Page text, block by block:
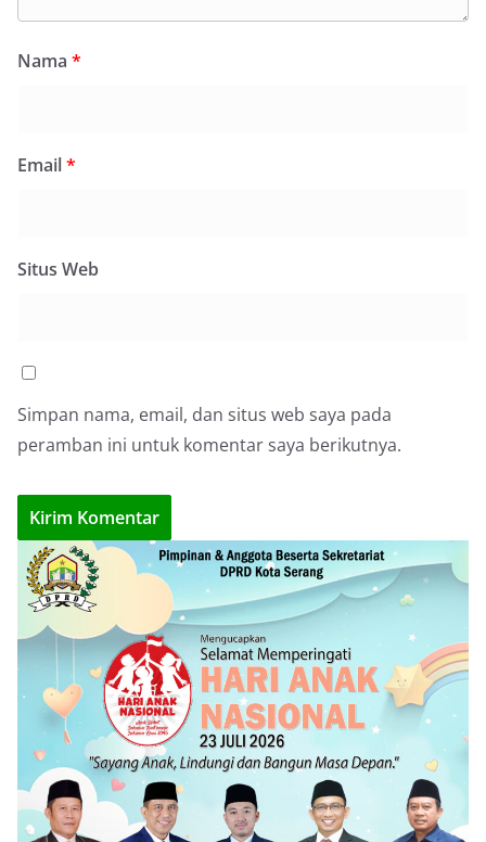
Nama *
Email*
Situs Web
Simpan nama, email, dan situs web saya pada
peramban ini untuk komentar saya berikutnya.